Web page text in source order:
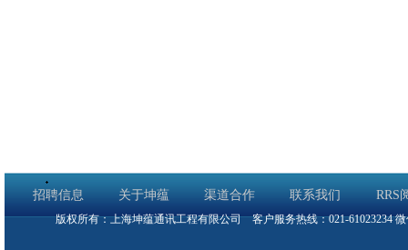
版权所有：上海坤蕴通讯工程有限公司 客户服务热线：021-61023234 微
招聘信息 关于坤蕴 渠道合作 联系我们 RRS